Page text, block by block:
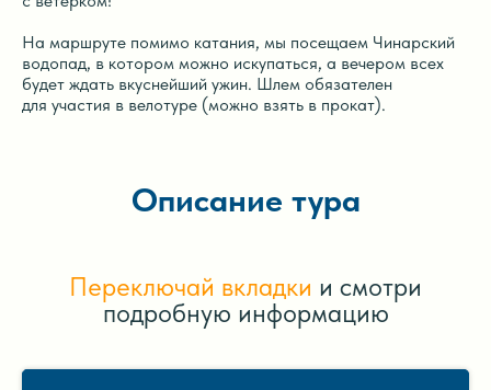
На маршруте помимо катания, мы посещаем Чинарский
водопад, в котором можно искупаться, а вечером всех
будет ждать вкуснейший ужин. Шлем обязателен
для участия в велотуре (можно взять в прокат).
Описание тура
Переключай вкладки и смотри
подробную информацию